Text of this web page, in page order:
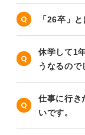
「26卒」
休学して1
うなるので
仕事に行き
いです。